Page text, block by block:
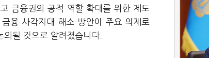
금융권의 공적 역할 확대를 위한 제도
융 사각지대 해소 방안이 주요 의제로
될 것으로 알려졌습니다.